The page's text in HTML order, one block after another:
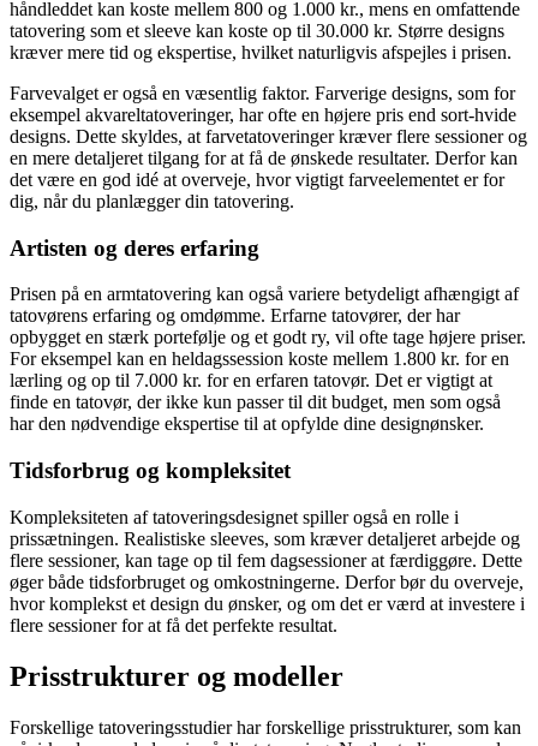
håndleddet kan koste mellem 800 og 1.000 kr., mens en omfattende
tatovering som et sleeve kan koste op til 30.000 kr. Større designs
kræver mere tid og ekspertise, hvilket naturligvis afspejles i prisen.
Farvevalget er også en væsentlig faktor. Farverige designs, som for
eksempel akvareltatoveringer, har ofte en højere pris end sort-hvide
designs. Dette skyldes, at farvetatoveringer kræver flere sessioner og
en mere detaljeret tilgang for at få de ønskede resultater. Derfor kan
det være en god idé at overveje, hvor vigtigt farveelementet er for
dig, når du planlægger din tatovering.
Artisten og deres erfaring
Prisen på en armtatovering kan også variere betydeligt afhængigt af
tatovørens erfaring og omdømme. Erfarne tatovører, der har
opbygget en stærk portefølje og et godt ry, vil ofte tage højere priser.
For eksempel kan en heldagssession koste mellem 1.800 kr. for en
lærling og op til 7.000 kr. for en erfaren tatovør. Det er vigtigt at
finde en tatovør, der ikke kun passer til dit budget, men som også
har den nødvendige ekspertise til at opfylde dine designønsker.
Tidsforbrug og kompleksitet
Kompleksiteten af tatoveringsdesignet spiller også en rolle i
prissætningen. Realistiske sleeves, som kræver detaljeret arbejde og
flere sessioner, kan tage op til fem dagsessioner at færdiggøre. Dette
øger både tidsforbruget og omkostningerne. Derfor bør du overveje,
hvor komplekst et design du ønsker, og om det er værd at investere i
flere sessioner for at få det perfekte resultat.
Prisstrukturer og modeller
Forskellige tatoveringsstudier har forskellige prisstrukturer, som kan